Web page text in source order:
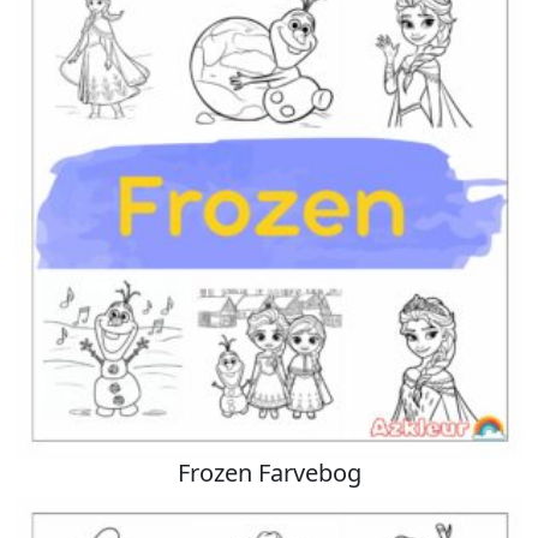
Frozen Farvebog